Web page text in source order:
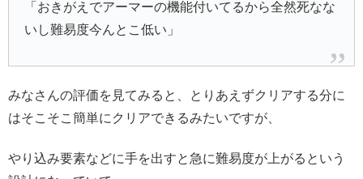
「おきがえでアーマーの機能付いてるから全然死なな
いし難易度今んとこ低い」
みなさんの評価を見てみると、とりあえずクリアする分に
はそこそこ簡単にクリアできるみたいですが、
やり込み要素などに手を出すと急に難易度が上がるという